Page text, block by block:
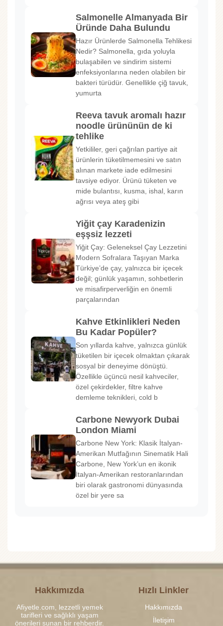
Salmonelle Almanyada Bir
Üründe Daha Bulundu
Hazır Ürünlerde Salmonella Tehlikesi
Nedir? Salmonella, gıda yoluyla
bulaşabilen ve sindirim sistemi
enfeksiyonlarına neden olabilen bir
bakteri türüdür. Genellikle çiğ tavuk,
yumurta
Reeva tavuk aromalı hazır
noodle ürününün de ki
tehlike
Yetkililer, geri çağrılan partiye ait
ürünlerin tüketilmemesini ve satın
alınan markete iade edilmesini
tavsiye ediyor. Ürünü tüketen ve
mide bulantısı, kusma, ishal, karın
ağrısı veya ateş gibi
Yiğit çay Karadenizin
eşşsiz lezzeti
Yiğit Çay: Geleneksel Çay Lezzetini
Modern Sofralara Taşıyan Marka
Türkiye’de çay, yalnızca bir içecek
değil; günlük yaşamın, sohbetlerin
ve misafirperverliğin en önemli
parçalarından
Kahve Etkinlikleri Neden
Bu Kadar Popüler?
Son yıllarda kahve, yalnızca günlük
tüketilen bir içecek olmaktan çıkarak
sosyal bir deneyime dönüştü.
Özellikle üçüncü nesil kahveciler,
özel çekirdekler, filtre kahve
demleme teknikleri, cold b
Carbone Newyork Dubai
London Miami
Carbone New York: Klasik İtalyan-
Amerikan Mutfağının Sinematik Hali
Carbone, New York’un en ikonik
İtalyan-Amerikan restoranlarından
biri olarak gastronomi dünyasında
özel bir yere sa
Hakkımızda
Afiyetle.com, lezzetli yemek
tarifleri ve sağlıklı yaşam
önerileri sunan bir rehberdir.
Hızlı Linkler
Hakkımızda
İletişim